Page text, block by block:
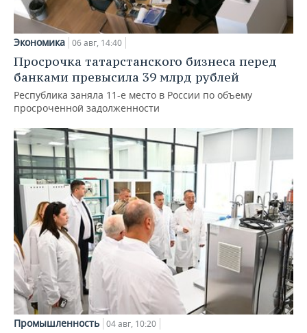
Экономика 06 авг, 14:40
Просрочка татарстанского бизнеса перед
банками превысила 39 млрд рублей
Республика заняла 11-е место в России по объему
просроченной задолженности
Промышленность 04 авг, 10:20